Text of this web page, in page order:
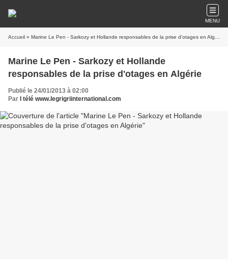
MENU
Accueil » Marine Le Pen - Sarkozy et Hollande responsables de la prise d'otages en Algérie
Marine Le Pen - Sarkozy et Hollande
responsables de la prise d'otages en Algérie
Publié le 24/01/2013 à 02:00
Par
I télé www.legrigriinternational.com